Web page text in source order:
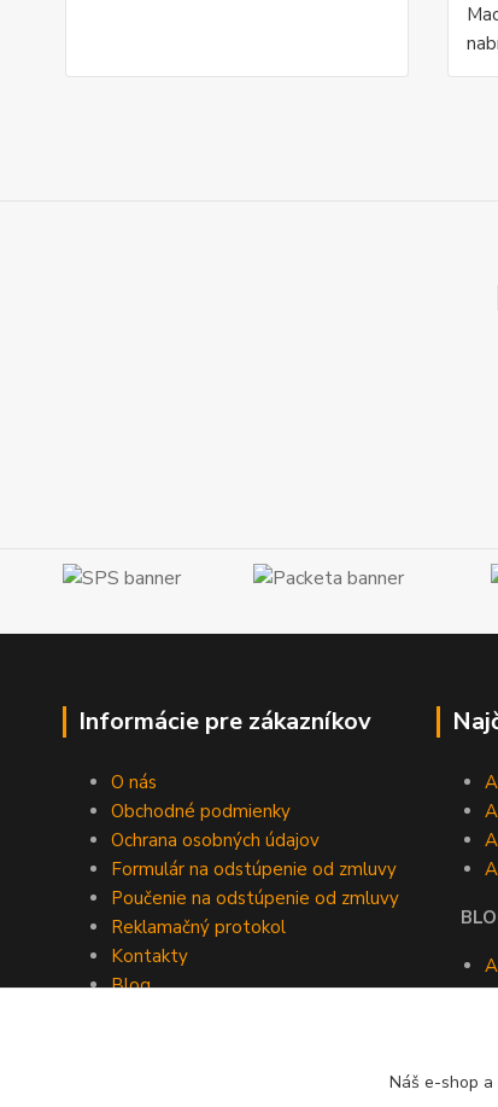
Informácie pre zákazníkov
O nás
Obchodné podmienky
Ochrana osobných údajov
Formulár na odstúpenie od zmluvy
Poučenie na odstúpenie od zmluvy
Reklamačný protokol
Kontakty
Blog
Náš e-shop